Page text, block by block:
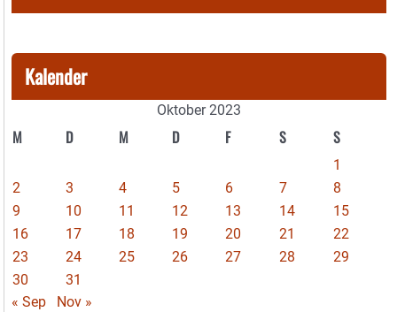
Kalender
Oktober 2023
M D M D F S S
1
2
3 4 5 6 7
8
9
10 11 12 13 14
15
16
17 18 19 20 21
22
23
24 25 26 27 28
29
30
31
« Sep
Nov »